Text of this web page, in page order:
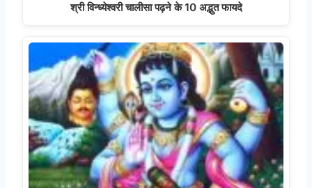
श्री विन्ध्येश्वरी चालीसा पढ़ने के 10 अद्भुत फायदे